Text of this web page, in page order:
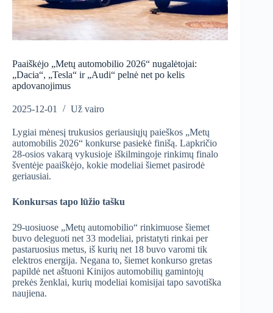
Paaiškėjo „Metų automobilio 2026“ nugalėtojai:
„Dacia“, „Tesla“ ir „Audi“ pelnė net po kelis
apdovanojimus
2025-12-01 Už vairo
Lygiai mėnesį trukusios geriausiųjų paieškos „Metų
automobilis 2026“ konkurse pasiekė finišą. Lapkričio
28-osios vakarą vykusioje iškilmingoje rinkimų finalo
šventėje paaiškėjo, kokie modeliai šiemet pasirodė
geriausiai.
Konkursas tapo lūžio tašku
29-uosiuose „Metų automobilio“ rinkimuose šiemet
buvo deleguoti net 33 modeliai, pristatyti rinkai per
pastaruosius metus, iš kurių net 18 buvo varomi tik
elektros energija. Negana to, šiemet konkurso gretas
papildė net aštuoni Kinijos automobilių gamintojų
prekės ženklai, kurių modeliai komisijai tapo savotiška
naujiena.